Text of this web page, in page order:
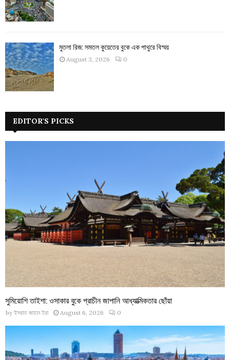
মুতলা রিজ: সমতল কুয়েতের বুকে এক পাথুরে বিস্ময়
August 3, 2026 0
EDITOR'S PICKS
সুমিয়োশি তাইশা: ওসাকার বুকে প্রাচীন জাপানি আধ্যাত্মিকতার ছোঁয়া
by ইসরাত জাহান ইরা August 6, 2026 0